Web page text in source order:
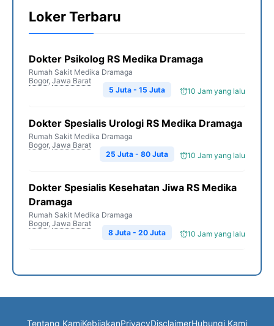
Loker Terbaru
Dokter Psikolog RS Medika Dramaga
Rumah Sakit Medika Dramaga
Bogor, Jawa Barat
10 Jam yang lalu
5 Juta - 15 Juta
Dokter Spesialis Urologi RS Medika Dramaga
Rumah Sakit Medika Dramaga
Bogor, Jawa Barat
10 Jam yang lalu
25 Juta - 80 Juta
Dokter Spesialis Kesehatan Jiwa RS Medika
Dramaga
Rumah Sakit Medika Dramaga
Bogor, Jawa Barat
10 Jam yang lalu
8 Juta - 20 Juta
Tentang KamiKebijakanPrivacyDisclaimerHubungi Kami